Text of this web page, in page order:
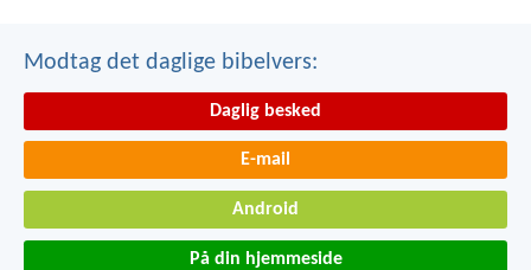
Modtag det daglige bibelvers:
Daglig besked
E-mail
Android
På din hjemmeside